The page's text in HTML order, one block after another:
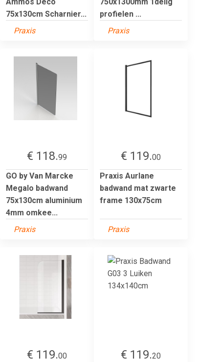
75x130cm Scharnier...
Praxis
profielen ...
Praxis
€ 118.99
GO by Van Marcke
Megalo badwand
75x130cm aluminium
4mm omkee...
Praxis
€ 119.00
Praxis Aurlane
badwand mat zwarte
frame 130x75cm
Praxis
€ 119.00
€ 119.20